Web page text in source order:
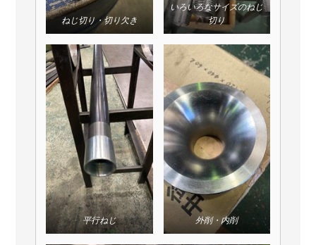
ねじ切り・切り欠き
いろいろなサイズのねじ
切り
平行ねじ 外削・内削